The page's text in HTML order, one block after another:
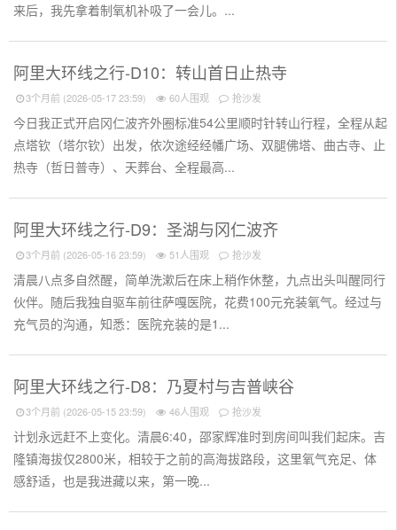
来后，我先拿着制氧机补吸了一会儿。...
阿里大环线之行-D10：转山首日止热寺
3个月前 (2026-05-17 23:59) 60人围观 抢沙发
今日我正式开启冈仁波齐外圈标准54公里顺时针转山行程，全程从起
点塔钦（塔尔钦）出发，依次途经经幡广场、双腿佛塔、曲古寺、止
热寺（哲日普寺）、天葬台、全程最高...
阿里大环线之行-D9：圣湖与冈仁波齐
3个月前 (2026-05-16 23:59) 51人围观 抢沙发
清晨八点多自然醒，简单洗漱后在床上稍作休整，九点出头叫醒同行
伙伴。随后我独自驱车前往萨嘎医院，花费100元充装氧气。经过与
充气员的沟通，知悉：医院充装的是1...
阿里大环线之行-D8：乃夏村与吉普峡谷
3个月前 (2026-05-15 23:59) 46人围观 抢沙发
计划永远赶不上变化。清晨6:40，邵家辉准时到房间叫我们起床。吉
隆镇海拔仅2800米，相较于之前的高海拔路段，这里氧气充足、体
感舒适，也是我进藏以来，第一晚...